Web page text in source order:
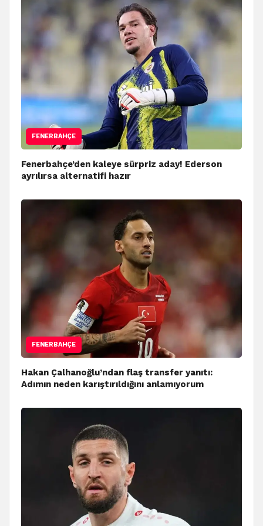
FENERBAHÇE
Fenerbahçe’den kaleye sürpriz aday! Ederson
ayrılırsa alternatifi hazır
FENERBAHÇE
Hakan Çalhanoğlu’ndan flaş transfer yanıtı:
Adımın neden karıştırıldığını anlamıyorum